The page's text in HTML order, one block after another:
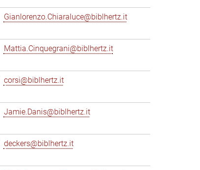
Gianlorenzo.Chiaraluce@biblhertz.it
Mattia.Cinquegrani@biblhertz.it
corsi@biblhertz.it
Jamie.Danis@biblhertz.it
deckers@biblhertz.it